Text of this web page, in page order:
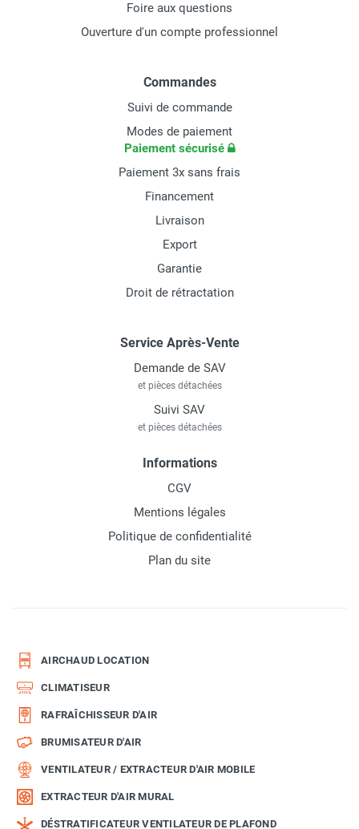
Foire aux questions
Ouverture d'un compte professionnel
Commandes
Suivi de commande
Modes de paiement
Paiement sécurisé
Paiement 3x sans frais
Financement
Livraison
Export
Garantie
Droit de rétractation
Service Après-Vente
Demande de SAV
et pièces détachées
Suivi SAV
et pièces détachées
Informations
CGV
Mentions légales
Politique de confidentialité
Plan du site
AIRCHAUD LOCATION
CLIMATISEUR
RAFRAÎCHISSEUR D'AIR
BRUMISATEUR D'AIR
VENTILATEUR / EXTRACTEUR D'AIR MOBILE
EXTRACTEUR D'AIR MURAL
DÉSTRATIFICATEUR VENTILATEUR DE PLAFOND